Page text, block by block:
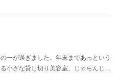
一が過ぎました。年末まであっという
小さな貸し切り美容室、じゃらんじ…